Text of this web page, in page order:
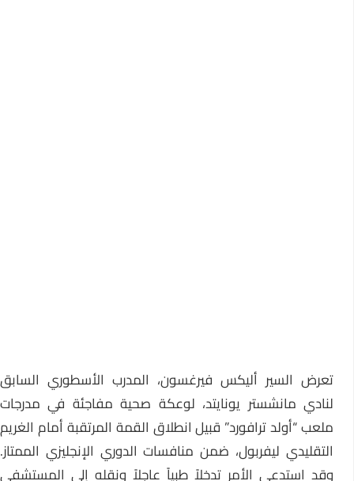
تعرض السير أليكس فيرغسون، المدرب الأسطوري السابق
لنادي مانشستر يونايتد، لوعكة صحية مفاجئة في مدرجات
ملعب “أولد ترافورد” قبيل انطلاق القمة المرتقبة أمام الغريم
التقليدي ليفربول، ضمن منافسات الدوري الإنجليزي الممتاز.
وقد استدعى الأمر تدخلاً طبياً عاجلاً ونقله إلى المستشفى